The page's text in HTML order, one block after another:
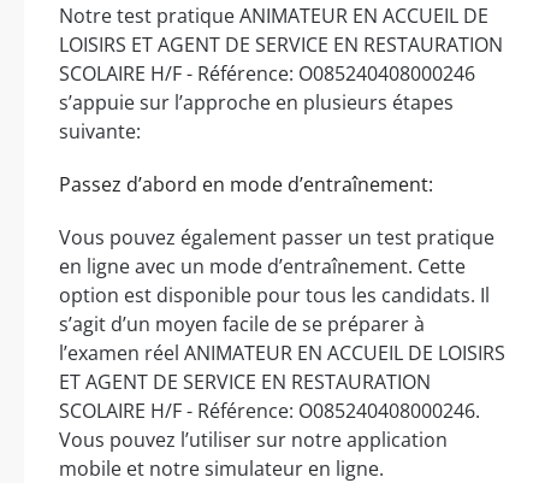
Notre test pratique ANIMATEUR EN ACCUEIL DE
LOISIRS ET AGENT DE SERVICE EN RESTAURATION
SCOLAIRE H/F - Référence: O085240408000246
s’appuie sur l’approche en plusieurs étapes
suivante:
Passez d’abord en mode d’entraînement:
Vous pouvez également passer un test pratique
en ligne avec un mode d’entraînement. Cette
option est disponible pour tous les candidats. Il
s’agit d’un moyen facile de se préparer à
l’examen réel ANIMATEUR EN ACCUEIL DE LOISIRS
ET AGENT DE SERVICE EN RESTAURATION
SCOLAIRE H/F - Référence: O085240408000246.
Vous pouvez l’utiliser sur notre application
mobile et notre simulateur en ligne.